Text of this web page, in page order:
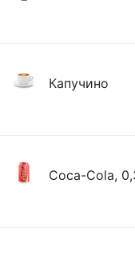
Капучино
Coca-Cola,